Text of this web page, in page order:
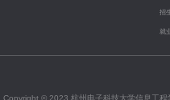
招
就
Copyright © 2023 杭州电子科技大学信息工程